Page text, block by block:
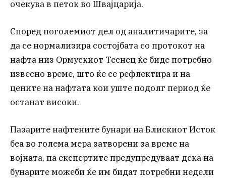
очекува в петок во Швајцарија.
Според поголемиот дел од аналитичарите, за
да се нормализира состојбата со протокот на
нафта низ Ормускиот Теснец ќе биде потребно
извесно време, што ќе се рефлектира и на
цените на нафтата кои уште подолг период ќе
останат високи.
Пазарите нафтените бунари на Блискиот Исток
беа во голема мера затворени за време на
војната, па експертите предупредуваат дека на
бунарите можеби ќе им бидат потребни недели